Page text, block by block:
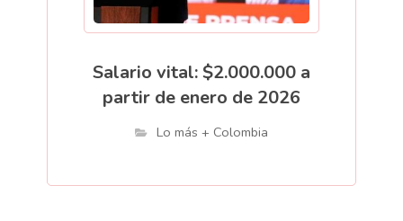
Salario vital: $2.000.000 a
partir de enero de 2026
Lo más + Colombia